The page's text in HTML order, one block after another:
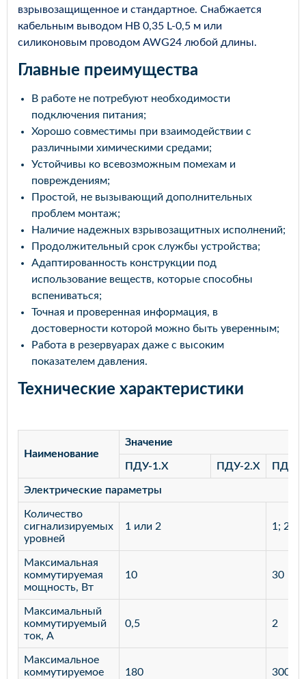
взрывозащищенное и стандартное. Снабжается
кабельным выводом НВ 0,35 L-0,5 м или
силиконовым проводом AWG24 любой длины.
Главные преимущества
В работе не потребуют необходимости
подключения питания;
Хорошо совместимы при взаимодействии с
различными химическими средами;
Устойчивы ко всевозможным помехам и
повреждениям;
Простой, не вызывающий дополнительных
проблем монтаж;
Наличие надежных взрывозащитных исполнений;
Продолжительный срок службы устройства;
Адаптированность конструкции под
использование веществ, которые способны
вспениваться;
Точная и проверенная информация, в
достоверности которой можно быть уверенным;
Работа в резервуарах даже с высоким
показателем давления.
Технические характеристики
Наименование
Значение
ПДУ-1.Х ПДУ-2.Х ПДУ-
Электрические параметры
Количество
сигнализируемых
уровней
1 или 2 1; 2; 3
Максимальная
коммутируемая
мощность, Вт
10 30
Максимальный
коммутируемый
ток, А
0,5 2
Максимальное
коммутируемое
180 300